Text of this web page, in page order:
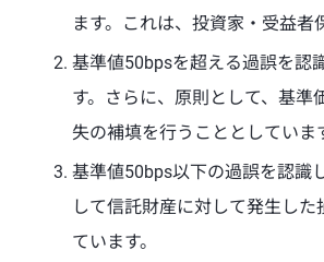
ます。これは、投資家・受益
基準値50bpsを超える過誤を認
す。さらに、原則として、基
失の補填を行うこととしていま
基準値50bps以下の過誤を認識
して信託財産に対して発生し
ています。